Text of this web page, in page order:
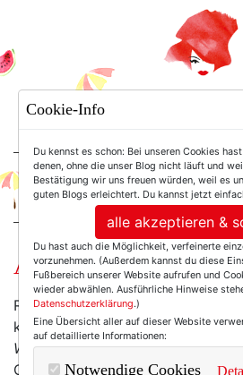
For Women.
Aller guten Kleider
Rot ist das neue Schwarz. Und
kleidmäßig ja nie genug haben.
Waltz Dress(allein der Name
Geiste mit Bing schon Jingle Bells
Cookie-Info
Du kennst es schon: Bei unseren Cookies
denen, ohne die unser Blog nicht läuft und
Bestätigung wir uns freuen würden, weil es
guten Blogs erleichtert. Du kannst jetzt
alle akzeptieren &
Du hast auch die Möglichkeit, verfeinerte
vorzunehmen. (Außerdem kannst du diese
Fußbereich unserer Website aufrufen und
wieder abwählen. Ausführliche Hinweise
Datenschutzerklärung.)
Eine Übersicht aller auf dieser Website
auf detaillierte Informationen:
Notwendige Cookies